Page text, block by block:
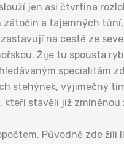
jen asi čtvrtina
a tajemných
na cestě ze
Žije tu spousta
specialitám
stehýnek, výjimečný
stavěli již
Původně zde žili